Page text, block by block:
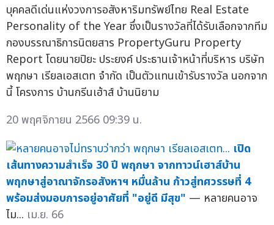
บุคคลดีเด่นแห่งวงการอสังหาริมทรัพย์ไทย Real Estate
Personality of the Year ซึ่งเป็นรางวัลที่ได้รับเลือกจากทีม
กองบรรณาธิการนิตยสาร PropertyGuru Property
Report โดยนายปิยะ ประยงค์ ประธานเจ้าหน้าที่บริหาร บริษัท
พฤกษา เรียลเอสเตท จำกัด เป็นตัวแทนเข้ารับรางวัล นอกจาก
นี้ โครงการ บ้านกรีนเฮ้าส์ บ้านนิยาม
20 พฤศจิกายน 2566 09:39 น.
เปิด
เส้นทางความสำเร็จ 30 ปี พฤกษา จากทาวน์เฮาส์บ้าน
พฤกษาสู่อาณาจักรอสังหาฯ หมื่นล้าน ก้าวสู่ทศวรรษที่ 4
พร้อมส่งมอบการอยู่อาศัยที่ "อยู่ดี มีสุข" — หลายคนอาจ
ไม... เม.ย. 66